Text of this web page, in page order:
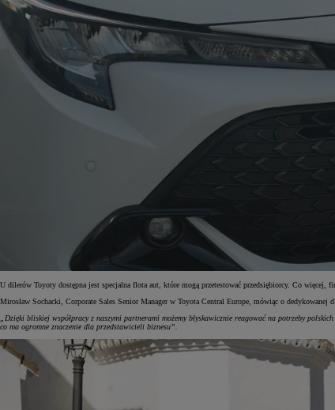
U dilerów Toyoty dostępna jest specjalna flota aut, które mogą przetestować przedsiębiorcy. Co więcej,
Mirosław Sochacki, Corporate Sales Senior Manager w Toyota Central Europe, mówiąc o dedykowanej
„Dzięki bliskiej współpracy z naszymi partnerami możemy błyskawicznie reagować na potrzeby
co ma ogromne znaczenie dla przedstawicieli biznesu”.